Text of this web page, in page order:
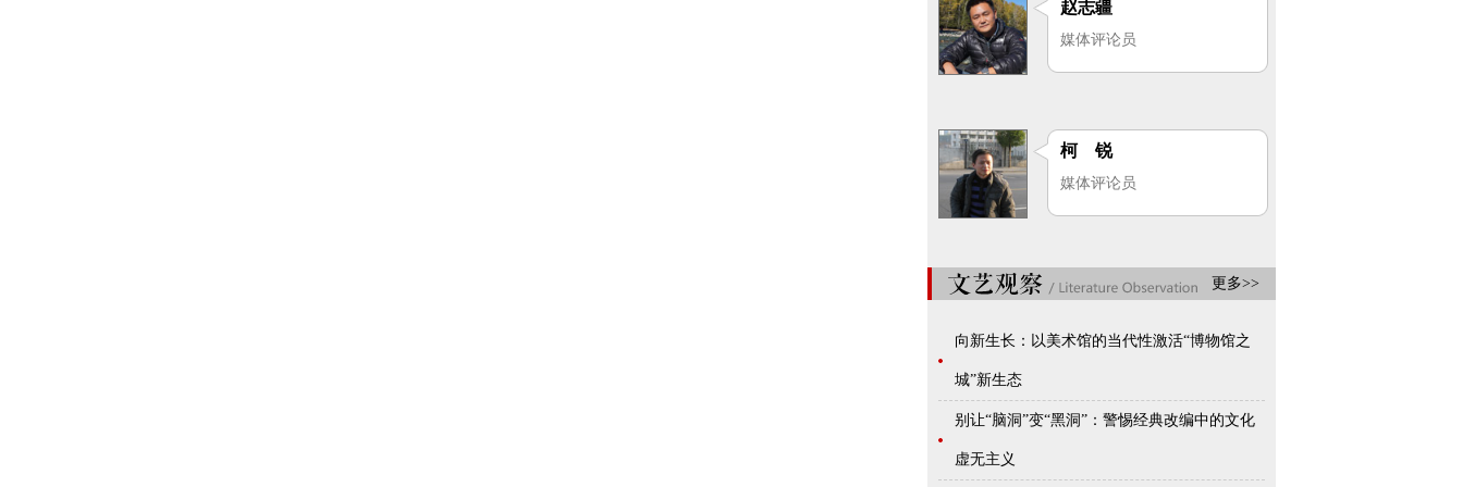
赵志疆
媒体评论员
柯 锐
媒体评论员
更多>>
向新生长：以美术馆的当代性激活“博物馆之
城”新生态
别让“脑洞”变“黑洞”：警惕经典改编中的文化
虚无主义